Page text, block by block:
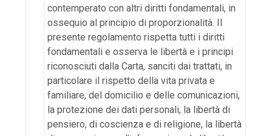
contemperato con altri diritti fondamentali, in
ossequio al principio di proporzionalità. Il
presente regolamento rispetta tutti i diritti
fondamentali e osserva le libertà e i principi
riconosciuti dalla Carta, sanciti dai trattati, in
particolare il rispetto della vita privata e
familiare, del domicilio e delle comunicazioni,
la protezione dei dati personali, la libertà di
pensiero, di coscienza e di religione, la libertà